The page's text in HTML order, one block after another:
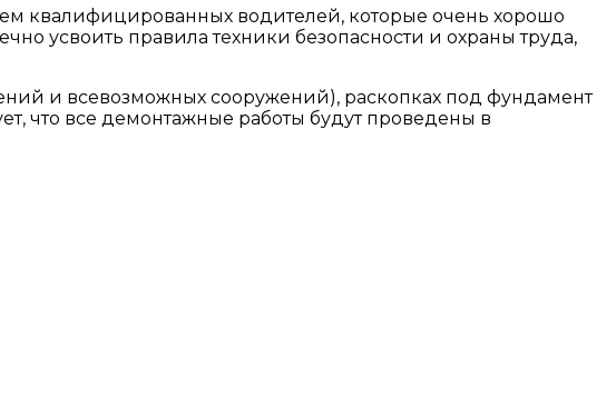
квалифицированных водителей, которые очень хорошо
усвоить правила техники безопасности и охраны труда,
и всевозможных сооружений), раскопках под фундамент
что все демонтажные работы будут проведены в